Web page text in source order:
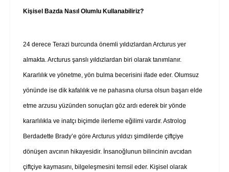
Kişisel Bazda Nasıl Olumlu Kullanabiliriz?
24 derece Terazi burcunda önemli yıldızlardan Arcturus yer
almakta. Arcturus şanslı yıldızlardan biri olarak tanımlanır.
Kararlılık ve yönetme, yön bulma becerisini ifade eder. Olumsuz
yönünde ise dik kafalılık ve ne pahasına olursa olsun başarı elde
etme arzusu yüzünden sonuçları göz ardı ederek bir yönde
kararlılıkla ve inatçı biçimde ilerleme eğilimi vardır. Astrolog
Berdadette Brady’e göre Arcturus yıldızı şimdilerde çiftçiye
dönüşen avcının hikayesidir. İnsanoğlunun bilincinin avcıdan
çiftçiye kaymasını, bilgeleşmesini temsil eder. Kişisel olarak